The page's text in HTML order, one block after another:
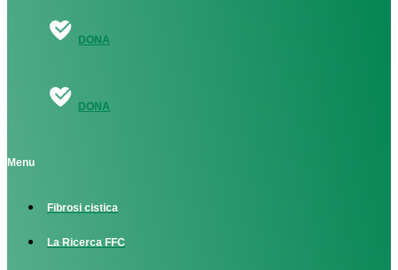
DONA
DONA
Menu
Fibrosi cistica
La Ricerca FFC